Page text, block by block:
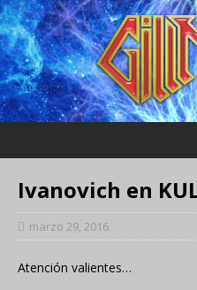
Ivanovich en
marzo 29, 2016
Atención valientes…